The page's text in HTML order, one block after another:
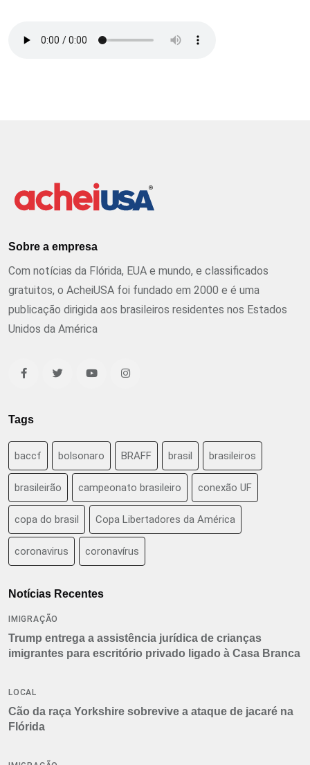
Sobre a empresa
Com notícias da Flórida, EUA e mundo, e classificados
gratuitos, o AcheiUSA foi fundado em 2000 e é uma
publicação dirigida aos brasileiros residentes nos Estados
Unidos da América
Tags
baccf bolsonaro BRAFF brasil brasileiros
brasileirão campeonato brasileiro conexão UF
copa do brasil Copa Libertadores da América
coronavirus coronavírus
Notícias Recentes
IMIGRAÇÃO
Trump entrega a assistência jurídica de crianças
imigrantes para escritório privado ligado à Casa Branca
LOCAL
Cão da raça Yorkshire sobrevive a ataque de jacaré na
Flórida